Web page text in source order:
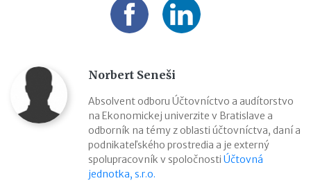
Norbert Seneši
Absolvent odboru Účtovníctvo a audítorstvo
na Ekonomickej univerzite v Bratislave a
odborník na témy z oblasti účtovníctva, daní a
podnikateľského prostredia a je externý
spolupracovník v spoločnosti Účtovná
jednotka, s.r.o.